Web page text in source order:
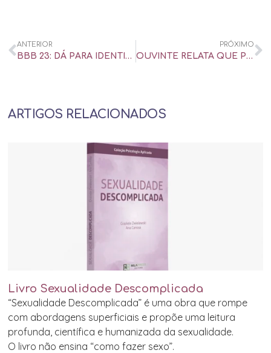
ANTERIOR
BBB 23: DÁ PARA IDENTIFICAR RELAÇÃO ABUSIVA ANTES DE MERGULHAR NELA? – UOL UNIVERSA
PRÓXIMO
OUVINTE RELATA QUE PERDOOU A TRAIÇÃO DA ESPOSA E APIMENTOU O SEXO DO CASAL – CBN PARA MAIORES – NOITE TOTAL – ENTREVISTA
ARTIGOS RELACIONADOS
Livro Sexualidade Descomplicada
“Sexualidade Descomplicada” é uma obra que rompe
com abordagens superficiais e propõe uma leitura
profunda, científica e humanizada da sexualidade.
O livro não ensina “como fazer sexo”.